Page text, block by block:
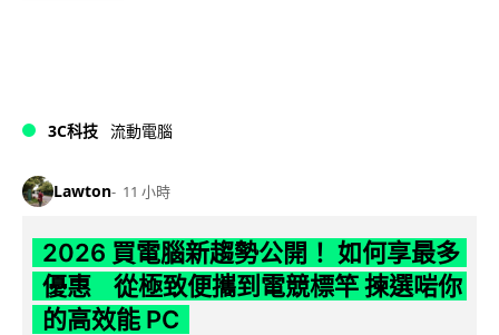
3C科技 流動電腦
Lawton 11 小時
2026 買電腦新趨勢公開！ 如何享最多
優惠 從極致便攜到電競標竿 揀選啱你
的高效能 PC